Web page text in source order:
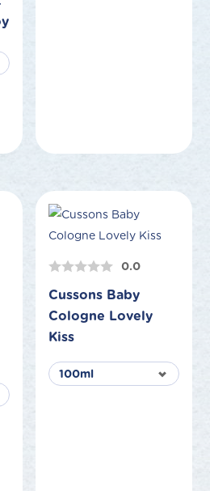
0.0
Cussons Baby
Cologne Lovely
Kiss